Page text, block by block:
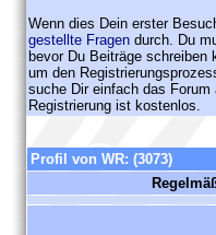
Wenn dies Dein erster
gestellte Fragen durch. Du
bevor Du Beiträge
um den
suche Dir einfach das
Registrierung ist kostenlos.
Profil von WR: (3073)